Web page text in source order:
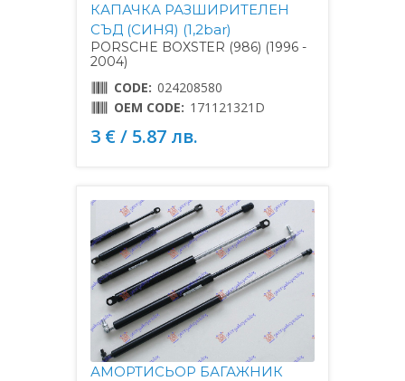
КАПАЧКА РАЗШИРИТЕЛЕН
СЪД (СИНЯ) (1,2bar)
PORSCHE BOXSTER (986) (1996 -
2004)
CODE: 024208580
OEM CODE: 171121321D
3 € / 5.87 лв.
АМОРТИСЬОР БАГАЖНИК